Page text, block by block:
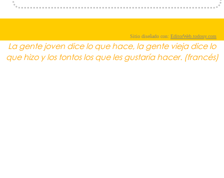
Sitio diseñado con: EditorWeb.todouy.com
La gente joven dice lo que hace, la gente vieja dice lo
que hizo y los tontos los que les gustaría hacer. (francés)